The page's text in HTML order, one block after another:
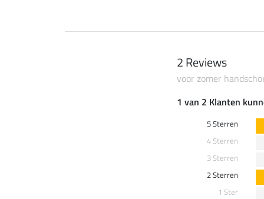
2 Reviews
voor zomer
1 van 2 Klanten
5 Sterren
4 Sterren
3 Sterren
2 Sterren
1 Ster